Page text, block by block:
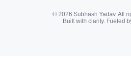
© 2026 Subhash Yadav. All
Built with clarity. Fueled